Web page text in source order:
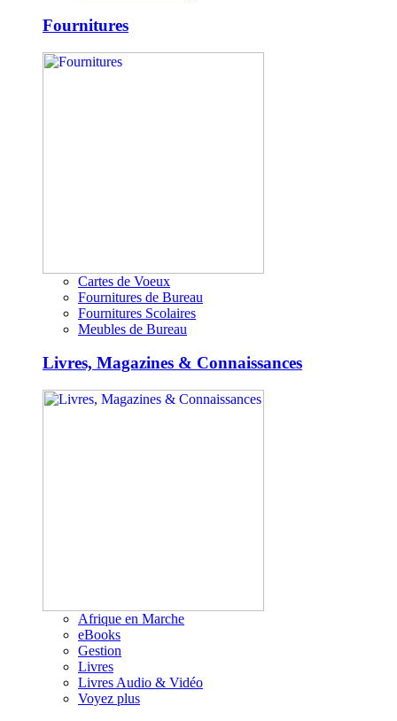
Fournitures
Cartes de Voeux
Fournitures de Bureau
Fournitures Scolaires
Meubles de Bureau
Livres, Magazines & Connaissances
Afrique en Marche
eBooks
Gestion
Livres
Livres Audio & Vidéo
Voyez plus